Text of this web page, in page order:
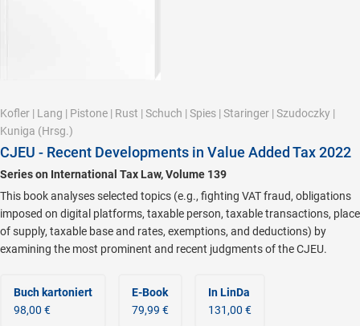
Kofler | Lang | Pistone | Rust | Schuch | Spies | Staringer | Szudoczky |
Kuniga (Hrsg.)
CJEU - Recent Developments in Value Added Tax 2022
Series on International Tax Law, Volume 139
This book analyses selected topics (e.g., fighting VAT fraud, obligations
imposed on digital platforms, taxable person, taxable transactions, place
of supply, taxable base and rates, exemptions, and deductions) by
examining the most prominent and recent judgments of the CJEU.
Buch kartoniert
98,00 €
E-Book
79,99 €
In LinDa
131,00 €